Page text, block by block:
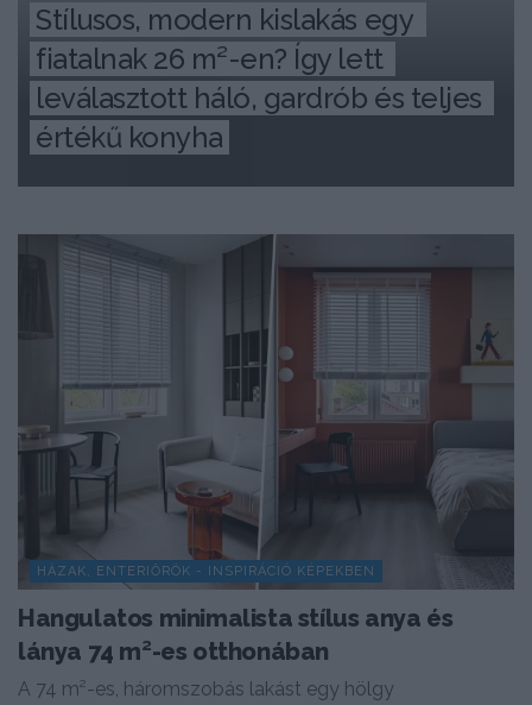
Stílusos, modern kislakás egy
fiatalnak 26 m²-en? Így lett
leválasztott háló, gardrób és teljes
értékű konyha
HÁZAK, ENTERIŐRÖK - INSPIRÁCIÓ KÉPEKBEN
Hangulatos minimalista stílus anya és
lánya 74 m²-es otthonában
A 74 m²-es, háromszobás lakást egy hölgy